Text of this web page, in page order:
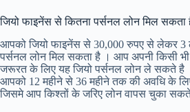
जियो फाइनेंस से कितना पर्सनल लोन मिल सकता
आपको जियो फाइनेंस से 30,000 रुपए से लेकर
पर्सनल लोन मिल सकता है । आप अपनी किसी
जरूरत के लिए यह जियो पर्सनल लोन ले सकते है
आपको 12 महीने से 36 महीने तक की अवधि के
जिसमे आप किश्तों के जरिए लोन वापस चुका